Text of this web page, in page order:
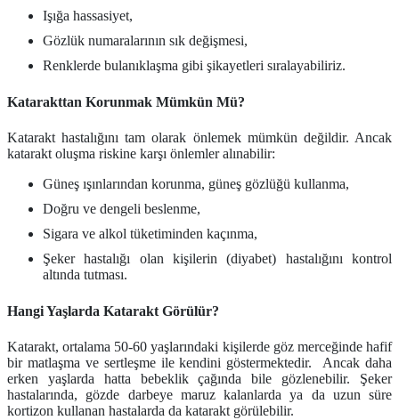
Işığa hassasiyet,
Gözlük numaralarının sık değişmesi,
Renklerde bulanıklaşma gibi şikayetleri sıralayabiliriz.
Katarakttan Korunmak Mümkün Mü?
Katarakt hastalığını tam olarak önlemek mümkün değildir. Ancak
katarakt oluşma riskine karşı önlemler alınabilir:
Güneş ışınlarından korunma, güneş gözlüğü kullanma,
Doğru ve dengeli beslenme,
Sigara ve alkol tüketiminden kaçınma,
Şeker hastalığı olan kişilerin (diyabet) hastalığını kontrol
altında tutması.
Hangi Yaşlarda Katarakt Görülür?
Katarakt, ortalama 50-60 yaşlarındaki kişilerde göz merceğinde hafif
bir matlaşma ve sertleşme ile kendini göstermektedir. Ancak daha
erken yaşlarda hatta bebeklik çağında bile gözlenebilir. Şeker
hastalarında, gözde darbeye maruz kalanlarda ya da uzun süre
kortizon kullanan hastalarda da katarakt görülebilir.